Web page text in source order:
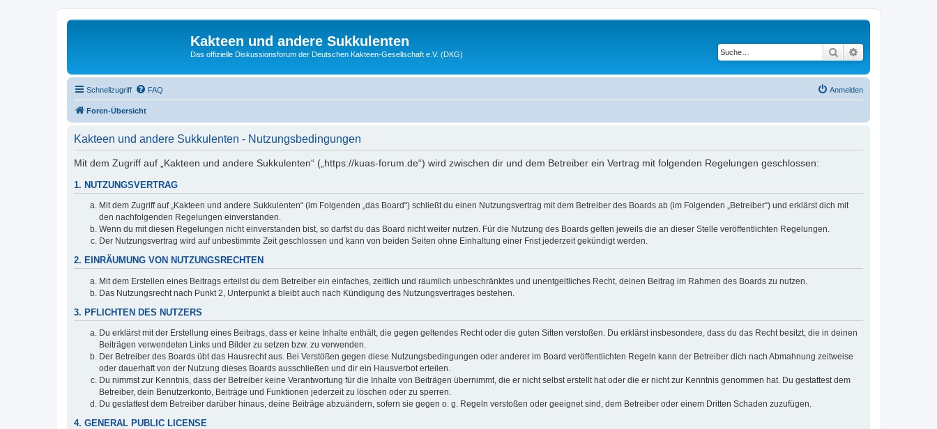
Kakteen und andere Sukkulenten
Das offizielle Diskussionsforum der Deutschen Kakteen-Gesellschaft e.V. (DKG) Suche
Schnellzugriff FAQ Anmelden
Foren-Übersicht
Kakteen und andere Sukkulenten - Nutzungsbedingungen
Mit dem Zugriff auf „Kakteen und andere Sukkulenten“ („https://kuas-forum.de“) wird zwischen dir und dem Betreiber ein Vertrag mit folgenden Regelungen geschlossen:
1. NUTZUNGSVERTRAG
Mit dem Zugriff auf „Kakteen und andere Sukkulenten“ (im Folgenden „das Board“) schließt du einen Nutzungsvertrag mit dem Betreiber des Boards ab (im Folgenden „Betreiber“) und erklärst dich mit
den nachfolgenden Regelungen einverstanden.
Wenn du mit diesen Regelungen nicht einverstanden bist, so darfst du das Board nicht weiter nutzen. Für die Nutzung des Boards gelten jeweils die an dieser Stelle veröffentlichten Regelungen.
Der Nutzungsvertrag wird auf unbestimmte Zeit geschlossen und kann von beiden Seiten ohne Einhaltung einer Frist jederzeit gekündigt werden.
2. EINRÄUMUNG VON NUTZUNGSRECHTEN
Mit dem Erstellen eines Beitrags erteilst du dem Betreiber ein einfaches, zeitlich und räumlich unbeschränktes und unentgeltliches Recht, deinen Beitrag im Rahmen des Boards zu nutzen.
Das Nutzungsrecht nach Punkt 2, Unterpunkt a bleibt auch nach Kündigung des Nutzungsvertrages bestehen.
3. PFLICHTEN DES NUTZERS
Du erklärst mit der Erstellung eines Beitrags, dass er keine Inhalte enthält, die gegen geltendes Recht oder die guten Sitten verstoßen. Du erklärst insbesondere, dass du das Recht besitzt, die in deinen
Beiträgen verwendeten Links und Bilder zu setzen bzw. zu verwenden.
Der Betreiber des Boards übt das Hausrecht aus. Bei Verstößen gegen diese Nutzungsbedingungen oder anderer im Board veröffentlichten Regeln kann der Betreiber dich nach Abmahnung zeitweise
oder dauerhaft von der Nutzung dieses Boards ausschließen und dir ein Hausverbot erteilen.
Du nimmst zur Kenntnis, dass der Betreiber keine Verantwortung für die Inhalte von Beiträgen übernimmt, die er nicht selbst erstellt hat oder die er nicht zur Kenntnis genommen hat. Du gestattest dem
Betreiber, dein Benutzerkonto, Beiträge und Funktionen jederzeit zu löschen oder zu sperren.
Du gestattest dem Betreiber darüber hinaus, deine Beiträge abzuändern, sofern sie gegen o. g. Regeln verstoßen oder geeignet sind, dem Betreiber oder einem Dritten Schaden zuzufügen.
4. GENERAL PUBLIC LICENSE